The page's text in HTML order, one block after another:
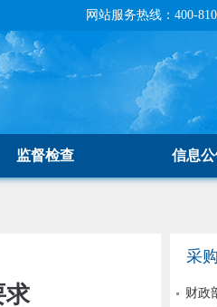
网站服务热线：400-
监督检查 信息
求
采
财政